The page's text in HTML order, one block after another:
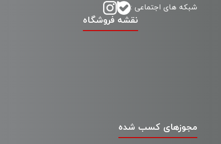
مجوزهای کسب شده
شبکه های اجتماعی :
نقشه فروشگاه